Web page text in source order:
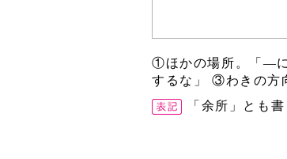
①ほかの場所。「―
するな」 ③わきの方
「余所」とも書